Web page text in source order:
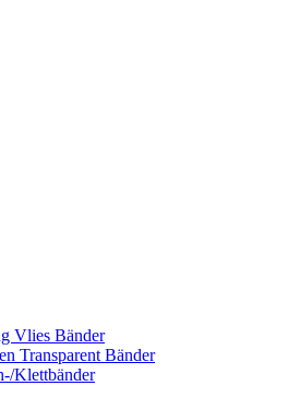
Vlies Bänder
Transparent Bänder
Klettbänder